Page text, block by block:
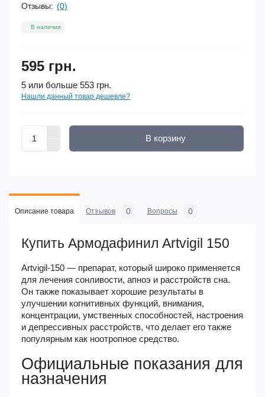
Отзывы: (0)
В наличии
595 грн.
5 или больше 553 грн.
Нашли данный товар дешевле?
В корзину
Описание товара Отзывов 0 Вопросы 0
Купить Армодафинил Artvigil 150
Artvigil-150 — препарат, который широко применяется
для лечения сонливости, апноэ и расстройств сна.
Он также показывает хорошие результаты в
улучшении когнитивных функций, внимания,
концентрации, умственных способностей, настроения
и депрессивных расстройств, что делает его также
популярным как ноотропное средство.
Официальные показания для
назначения